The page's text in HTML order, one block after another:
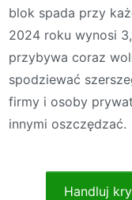
blok spada przy
2024 roku wynosi
przybywa coraz
spodziewać
firmy i osoby
innymi oszczędzać.
Handluj